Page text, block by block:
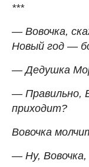
***
— Вовочка,
Новый год —
— Дедушка
— Правильно,
приходит?
Вовочка
— Ну, Вовочка,